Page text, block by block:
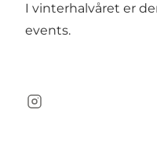
I vinterhalvåret er
events.
Instagram